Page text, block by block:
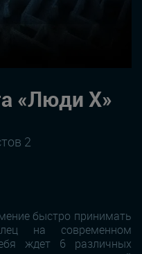
«Люди Х»
2
быстро принимать
на современном
ждет 6 различных